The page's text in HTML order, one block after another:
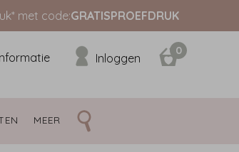
met code:GRATISPROEFDRUK
Inloggen
0
MEER